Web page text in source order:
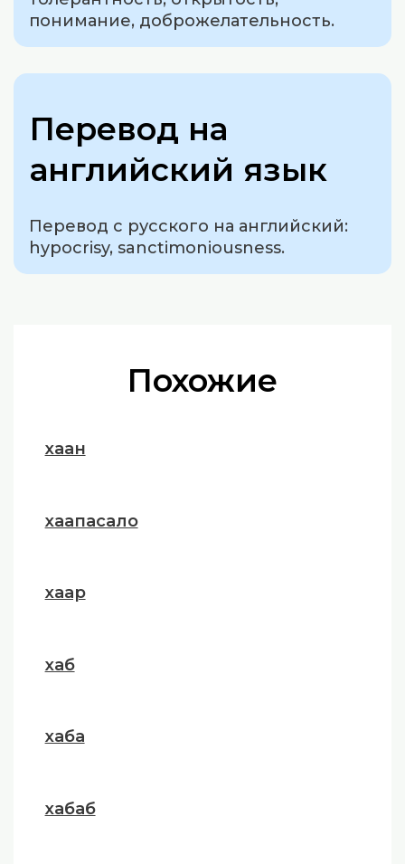
понимание, доброжелательность.
Перевод на
английский язык
Перевод с русского на английский:
hypocrisy, sanctimoniousness.
Похожие
хаан
хаапасало
хаар
хаб
хаба
хабаб